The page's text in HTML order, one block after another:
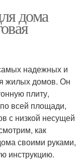
дома
надежных и
жилых домов. Он
плиту,
всей площади,
с низкой несущей
как
своими руками,
инструкцию.